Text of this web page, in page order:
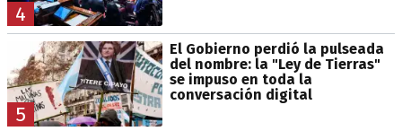
4
5
El Gobierno perdió la pulseada
del nombre: la "Ley de Tierras"
se impuso en toda la
conversación digital